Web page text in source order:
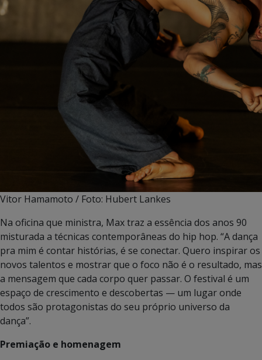
Vitor Hamamoto / Foto: Hubert Lankes
Na oficina que ministra, Max traz a essência dos anos 90
misturada a técnicas contemporâneas do hip hop. “A dança
pra mim é contar histórias, é se conectar. Quero inspirar os
novos talentos e mostrar que o foco não é o resultado, mas
a mensagem que cada corpo quer passar. O festival é um
espaço de crescimento e descobertas — um lugar onde
todos são protagonistas do seu próprio universo da
dança”.
Premiação e homenagem